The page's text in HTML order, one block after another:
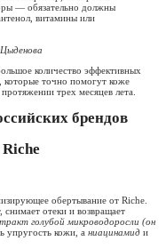
— обязательно должны
витамины или
количество эффективных
точно помогут коже
трех месяцев лета.
брендов
обертывание от Riche.
снимает отеки и возвращает
голубой микроводоросли (он
упругость кожи, а ниацинамид и